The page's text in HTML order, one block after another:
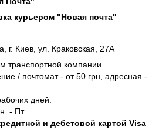
курьером "Новая почта"
г. Киев, ул. Краковская, 27А
транспортной компании.
/ почтомат - от 50 грн, адресная -
дней.
- Пт.
и дебетовой картой Visa